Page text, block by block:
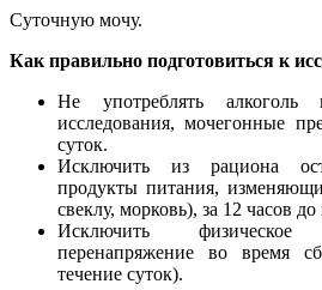
Суточную мочу.
Как правильно подготовиться к
Не употреблять
исследования, мочегонные
суток.
Исключить из рациона
продукты питания,
свеклу, морковь), за 12 часов
Исключить
перенапряжение во время
течение суток).